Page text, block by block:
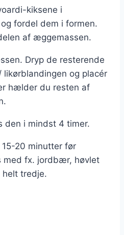
kiksene i
fordel dem i formen.
af æggemassen.
Dryp de resterende
og placér
hælder du resten af
den i mindst 4 timer.
20 minutter før
med fx. jordbær, høvlet
helt tredje.